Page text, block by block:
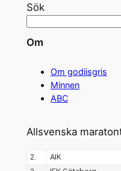
Sök
Om
Om godiisgris
Minnen
ABC
Allsvenska